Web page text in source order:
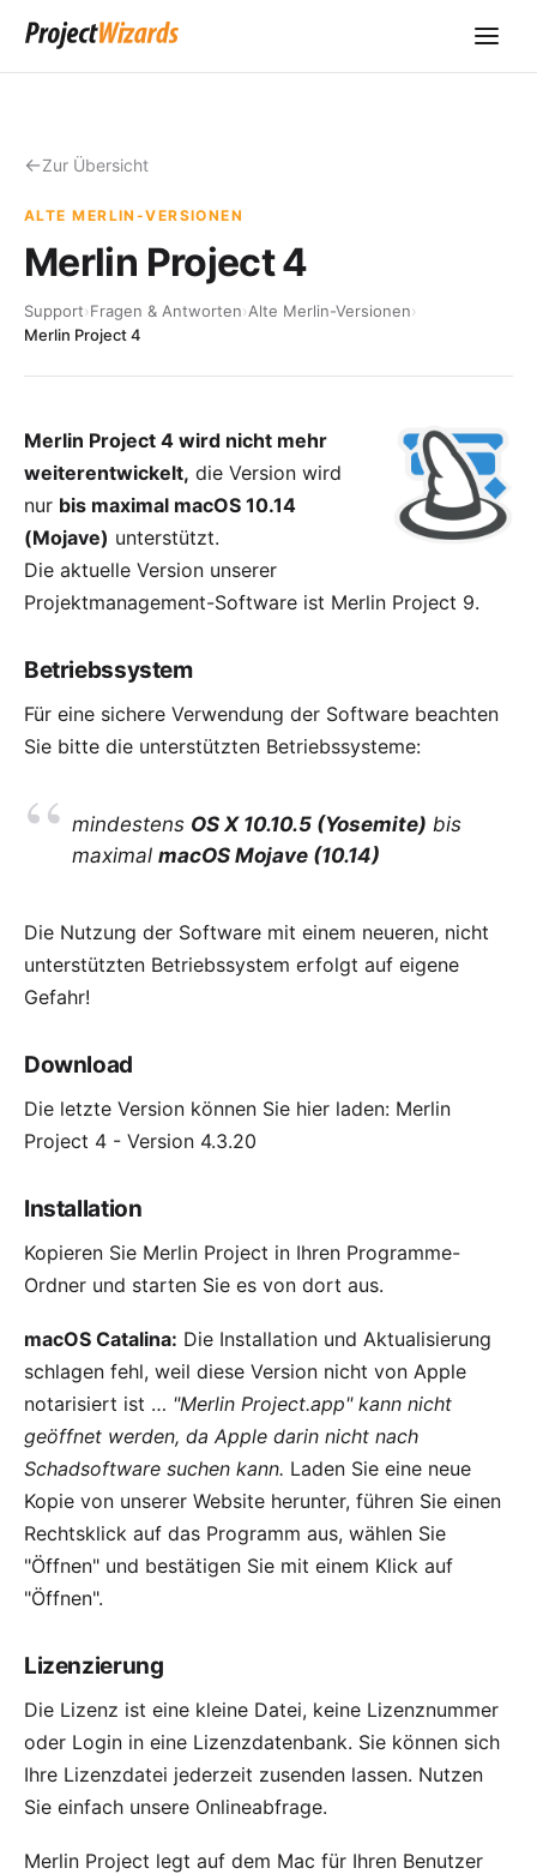
Zur Übersicht
ALTE MERLIN-VERSIONEN
Merlin Project 4
Support›Fragen & Antworten›Alte Merlin-Versionen›
Merlin Project 4
Merlin Project 4 wird nicht mehr
weiterentwickelt, die Version wird
nur bis maximal macOS 10.14
(Mojave) unterstützt.
Die aktuelle Version unserer
Projektmanagement-Software ist Merlin Project 9.
Betriebssystem
Für eine sichere Verwendung der Software beachten
Sie bitte die unterstützten Betriebssysteme:
mindestens OS X 10.10.5 (Yosemite) bis
maximal macOS Mojave (10.14)
Die Nutzung der Software mit einem neueren, nicht
unterstützten Betriebssystem erfolgt auf eigene
Gefahr!
Download
Die letzte Version können Sie hier laden: Merlin
Project 4 - Version 4.3.20
Installation
Kopieren Sie Merlin Project in Ihren Programme-
Ordner und starten Sie es von dort aus.
macOS Catalina: Die Installation und Aktualisierung
schlagen fehl, weil diese Version nicht von Apple
notarisiert ist … "Merlin Project.app" kann nicht
geöffnet werden, da Apple darin nicht nach
Schadsoftware suchen kann. Laden Sie eine neue
Kopie von unserer Website herunter, führen Sie einen
Rechtsklick auf das Programm aus, wählen Sie
"Öffnen" und bestätigen Sie mit einem Klick auf
"Öffnen".
Lizenzierung
Die Lizenz ist eine kleine Datei, keine Lizenznummer
oder Login in eine Lizenzdatenbank. Sie können sich
Ihre Lizenzdatei jederzeit zusenden lassen. Nutzen
Sie einfach unsere Onlineabfrage.
Merlin Project legt auf dem Mac für Ihren Benutzer